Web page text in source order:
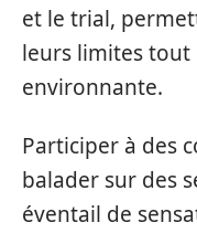
et le trial,
leurs limites
environnante.
Participer à des
balader sur des
éventail de